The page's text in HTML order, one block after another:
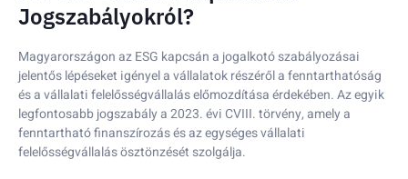
Jogszabályokról?
Magyarországon az ESG kapcsán a jogalkotó szabályozásai
jelentős lépéseket igényel a vállalatok részéről a fenntarthatóság
és a vállalati felelősségvállalás előmozdítása érdekében. Az egyik
legfontosabb jogszabály a 2023. évi CVIII. törvény, amely a
fenntartható finanszírozás és az egységes vállalati
felelősségvállalás ösztönzését szolgálja.